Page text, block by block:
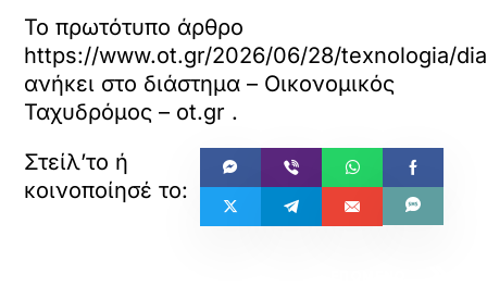
Το πρωτότυπο άρθρο
https://www.ot.gr/2026/06/28/texnologia/
ανήκει στο διάστημα – Οικονομικός
Ταχυδρόμος – ot.gr .